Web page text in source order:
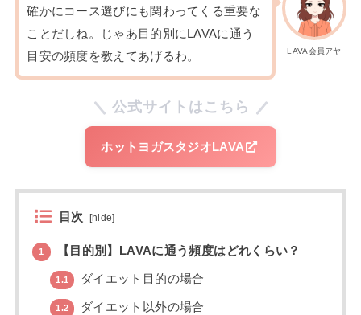
LAVA会員アヤ
確かにコース選びにも関わってくる重要な
ことだしね。じゃあ目的別にLAVAに通う
目安の頻度を教えてあげるわ。
公式サイトはこちら
ホットヨガスタジオLAVA
目次 [hide]
1 【目的別】LAVAに通う頻度はどれくらい？
1.1 ダイエット目的の場合
1.2 ダイエット以外の場合